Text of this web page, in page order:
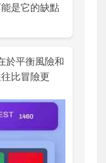
是它的缺點
於平衡風險和
比冒險更